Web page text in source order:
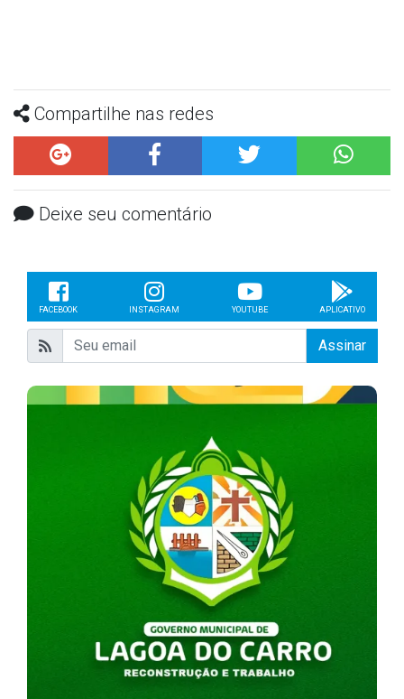
Compartilhe nas redes
Deixe seu comentário
FACEBOOK INSTAGRAM YOUTUBE APLICATIVO
Assinar